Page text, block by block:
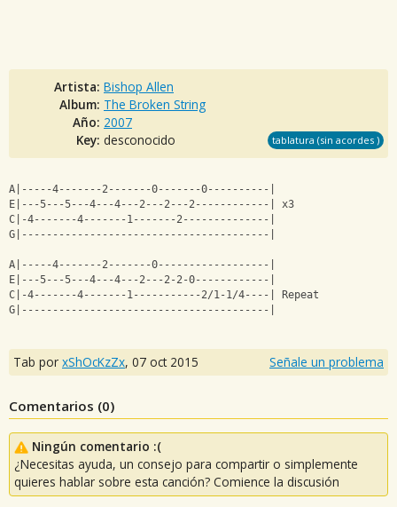
Artista: Bishop Allen
Album: The Broken String
Año: 2007
Key: desconocido tablatura (sin acordes )
A|-----4-------2-------0-------0----------|
E|---5---5---4---4---2---2---2------------| x3
C|-4-------4-------1-------2--------------|
G|----------------------------------------|
A|-----4-------2-------0------------------|
E|---5---5---4---4---2---2-2-0------------|
C|-4-------4-------1-----------2/1-1/4----| Repeat
G|----------------------------------------|
Tab por xShOcKzZx, 07 oct 2015 Señale un problema
Comentarios (0)
Ningún comentario :(
¿Necesitas ayuda, un consejo para compartir o simplemente
quieres hablar sobre esta canción? Comience la discusión